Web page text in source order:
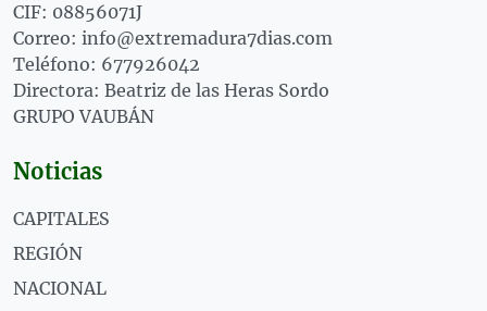
CIF: 08856071J
Correo: info@extremadura7dias.com
Teléfono: 677926042
Directora: Beatriz de las Heras Sordo
GRUPO VAUBÁN
Noticias
CAPITALES
REGIÓN
NACIONAL